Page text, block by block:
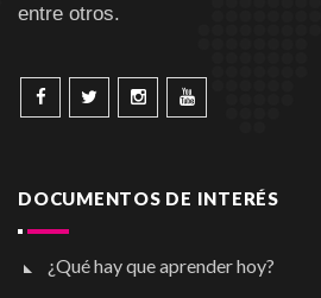
entre otros.
DOCUMENTOS DE INTERÉS
¿Qué hay que aprender hoy?